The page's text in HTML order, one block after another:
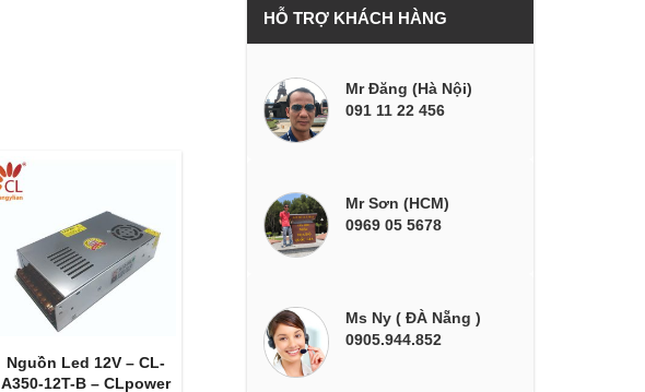
Nguồn Led 12V – CL-
A350-12T-B – CLpower
HỖ TRỢ KHÁCH HÀNG
Mr Đăng (Hà Nội)
091 11 22 456
Mr Sơn (HCM)
0969 05 5678
Ms Ny ( ĐÀ Nẵng )
0905.944.852